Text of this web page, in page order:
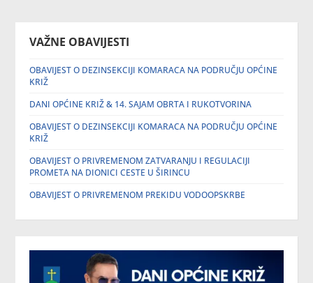
VAŽNE OBAVIJESTI
OBAVIJEST O DEZINSEKCIJI KOMARACA NA PODRUČJU OPĆINE
KRIŽ
DANI OPĆINE KRIŽ & 14. SAJAM OBRTA I RUKOTVORINA
OBAVIJEST O DEZINSEKCIJI KOMARACA NA PODRUČJU OPĆINE
KRIŽ
OBAVIJEST O PRIVREMENOM ZATVARANJU I REGULACIJI
PROMETA NA DIONICI CESTE U ŠIRINCU
OBAVIJEST O PRIVREMENOM PREKIDU VODOOPSKRBE